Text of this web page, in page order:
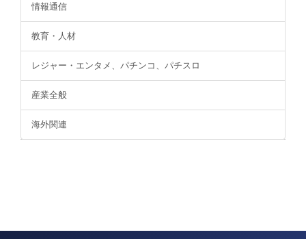
情報通信
教育・人材
レジャー・エンタメ、パチンコ、パチスロ
産業全般
海外関連